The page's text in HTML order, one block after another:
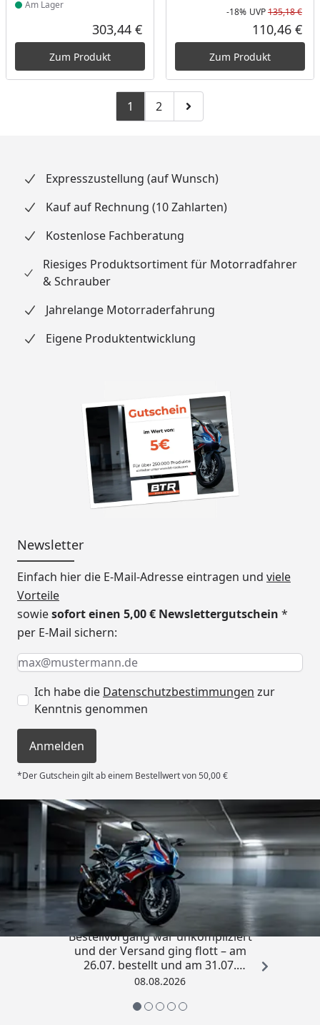
Am Lager
Aktueller Preis
303,44 €
Zum Produkt
-18% UVP135,18 €
110,46 €
Zum Produkt
1 Zu Seite 2
2 Zur nächsten Seite
Expresszustellung (auf Wunsch)
Kauf auf Rechnung (10 Zahlarten)
Kostenlose Fachberatung
Riesiges Produktsortiment für Motorradfahrer
& Schrauber
Jahrelange Motorraderfahrung
Eigene Produktentwicklung
Newsletter
Einfach hier die E-Mail-Adresse eintragen und viele
Vorteile
sowiesofort einen 5,00 € Newslettergutschein *
per E-Mail sichern:
Keine Eingabe erforderlich
Eingabe erforderlich
E-Mail *
Ich habe die Datenschutzbestimmungen zur
Kenntnis genommen
Anmelden
*Der Gutschein gilt ab einem Bestellwert von 50,00 €
Trusted Shops
4,85/ 5
„Sehr zufriedener Kauf! Der
Bestellvorgang war unkompliziert
und der Versand ging flott – am
26.07. bestellt und am 31.07.
geliefert. Die Abdeckplane
Beschreibung und schützt
08.08.2026